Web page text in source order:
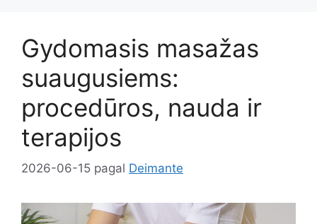
Gydomasis masažas
suaugusiems:
procedūros, nauda ir
terapijos
2026-06-15 pagal Deimante